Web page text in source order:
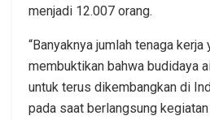
menjadi 12.007 orang.
“Banyaknya jumlah tenaga
membuktikan bahwa budidaya
untuk terus dikembangkan di
pada saat berlangsung